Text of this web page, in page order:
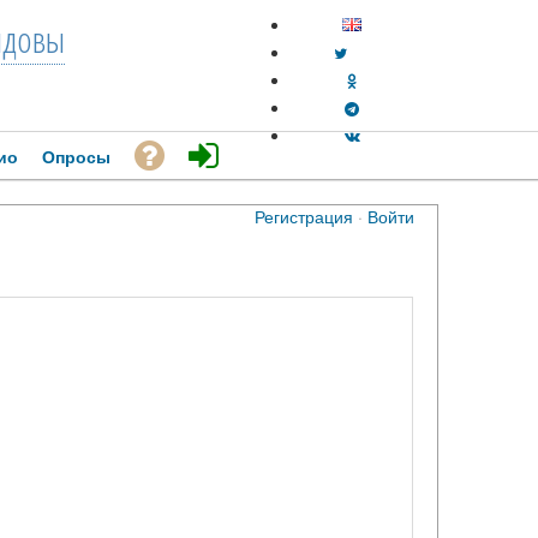
Регистрация · Войти
Опросы